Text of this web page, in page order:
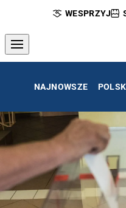
WESPRZYJ
NAJNOWSZE